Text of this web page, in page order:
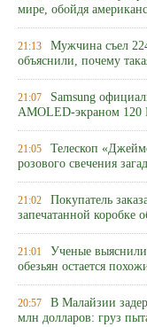
мире, обойдя
21:13 Мужчина съел
объяснили, почему
21:07 Samsung
AMOLED-экраном 120
21:05 Телескоп
розового свечения
21:02 Покупатель
запечатанной коробке
21:01 Ученые
обезьян остается
20:57 В Малайзии
млн долларов: груз